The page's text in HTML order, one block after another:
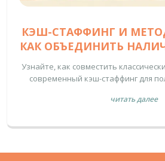
КЭШ-СТАФФИНГ И
КАК ОБЪЕДИНИТЬ
ДЛЯ КОНТРОЛЯ
Узнайте, как совместить
современный кэш-стаффинг для
читать далее